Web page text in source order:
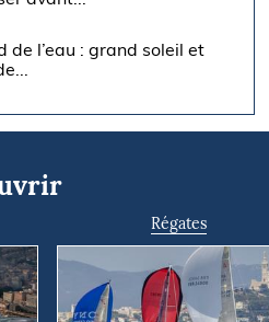
de l’eau : grand soleil et
Régates